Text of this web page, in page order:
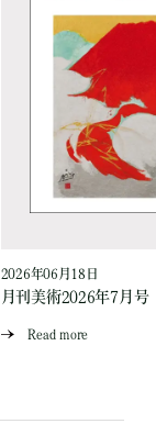
2026年06月18日
月刊美術2026年7月号
Read more